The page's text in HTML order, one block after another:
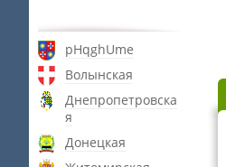
pHqghUme
Волынская
Днепропетровска
я
Донецкая